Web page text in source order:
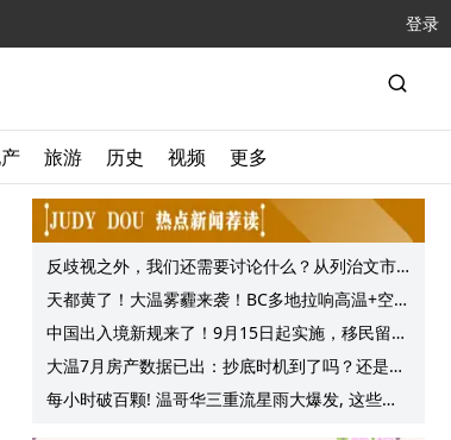
登录
旅游 历史 视频 更多
反歧视之外，我们还需要讨论什么？从列治文市
议会一项动议谈起
天都黄了！大温雾霾来袭！BC多地拉响高温+空气
质量预警 最高可达35°C！
中国出入境新规来了！9月15日起实施，移民留学
中介迎来最强监管！
大温7月房产数据已出：抄底时机到了吗？还是再
等等？他们这么建议的
每小时破百颗! 温哥华三重流星雨大爆发, 这些最